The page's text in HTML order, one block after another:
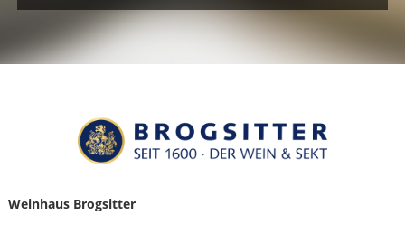
Weinhaus Brogsitter